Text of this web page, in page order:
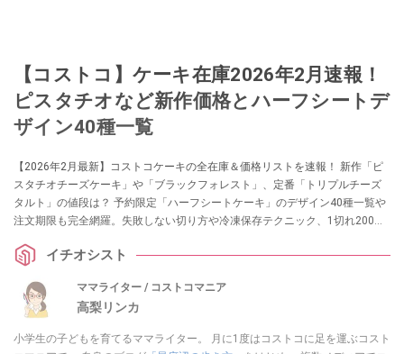
【コストコ】ケーキ在庫2026年2月速報！
ピスタチオなど新作価格とハーフシートデ
ザイン40種一覧
【2026年2月最新】コストコケーキの全在庫＆価格リストを速報！ 新作「ピ
スタチオチーズケーキ」や「ブラックフォレスト」、定番「トリプルチーズ
タルト」の値段は？ 予約限定「ハーフシートケーキ」のデザイン40種一覧や
注文期限も完全網羅。失敗しない切り方や冷凍保存テクニック、1切れ200円
イチオシスト
ママライター / コストコマニア
高梨リンカ
小学生の子どもを育てるママライター。 月に1度はコストコに足を運ぶコスト